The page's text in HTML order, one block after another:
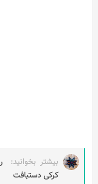
بیشتر بخوانید:
کرکی دستبافت